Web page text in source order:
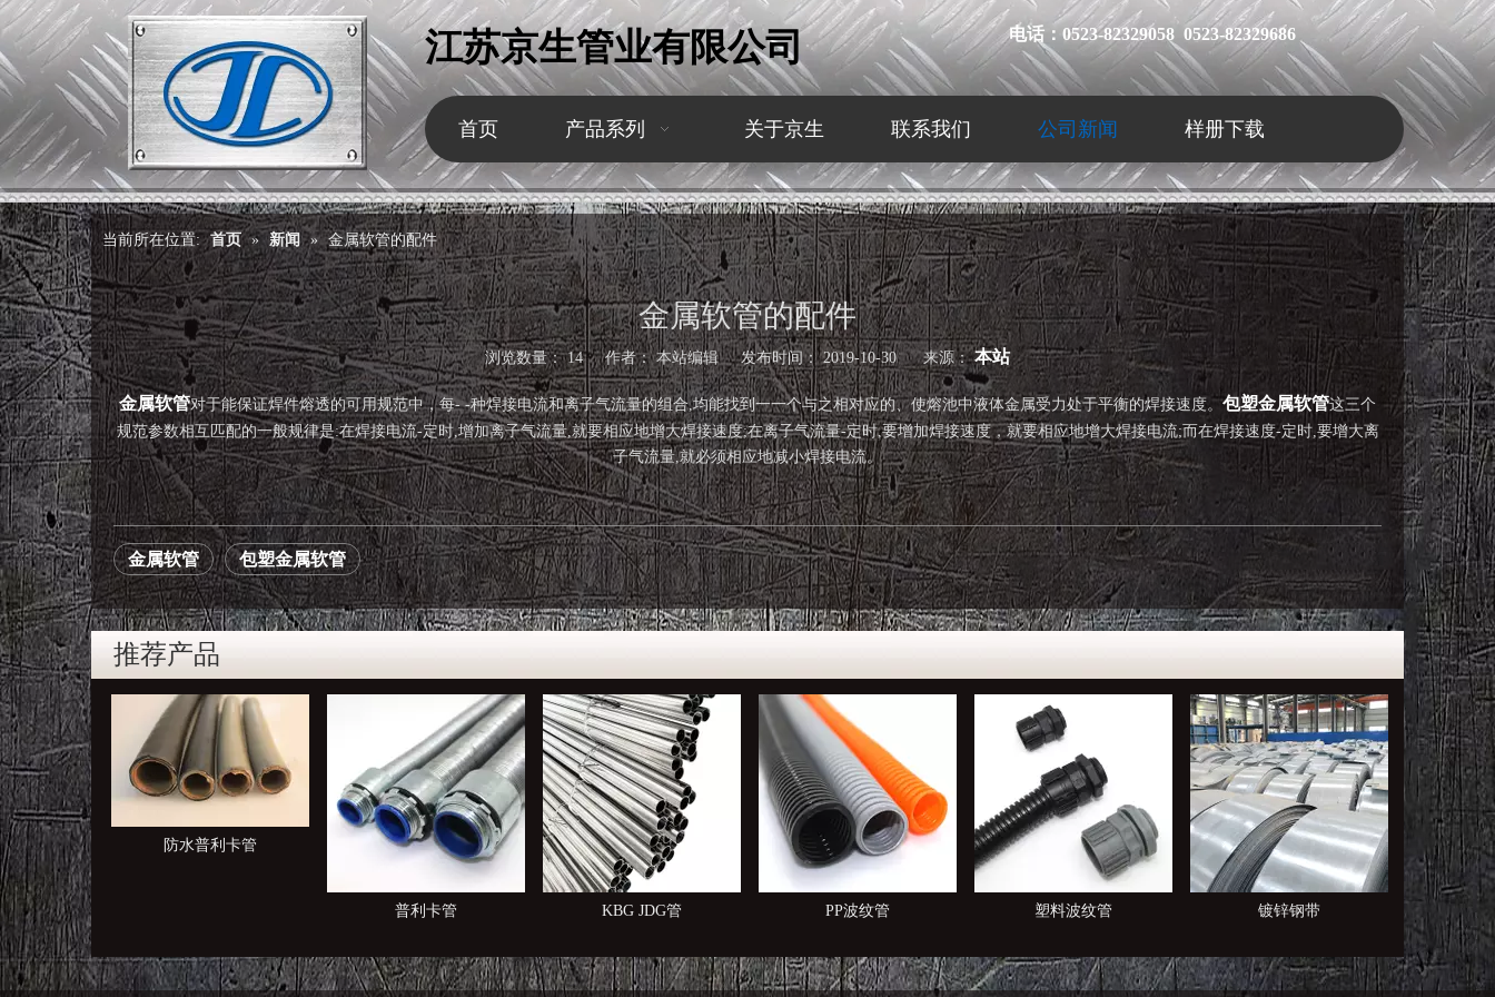
江苏京生管业有限公司 电话：0523-82329058 0523-82329686
首页 产品系列 关于京生 联系我们 公司新闻 样册下载
当前所在位置: 首页 » 新闻 » 金属软管的配件
金属软管的配件
浏览数量：14作者： 本站编辑 发布时间： 2019-10-30 来源：本站
["wechat","weibo","qzone","douban","email"]
金属软管对于能保证焊件熔透的可用规范中，每- -种焊接电流和离子气流量的组合,均能找到一一个与之相对应的、使熔池中液体金属受力处于平衡的焊接速度。包塑金属软管这三个
规范参数相互匹配的一般规律是:在焊接电流-定时,增加离子气流量,就要相应地增大焊接速度;在离子气流量-定时,要增加焊接速度，就要相应地增大焊接电流;而在焊接速度-定时,要增大离
子气流量,就必须相应地减小焊接电流。
金属软管 包塑金属软管
推荐产品
卡管
KBG JDG管 PP波纹管 塑料波纹管 镀锌钢带 电缆桥架